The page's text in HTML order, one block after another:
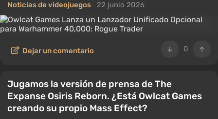
Noticias de videojuegos 22 junio 2026
0
Dejar un comentario
Jugamos la versión de prensa de The
Expanse Osiris Reborn. ¿Está Owlcat Games
creando su propio Mass Effect?